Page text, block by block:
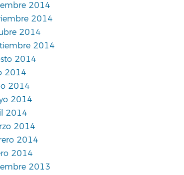
2014
2014
2014
2014
2014
2014
2014
2014
2014
2014
2014
2014
2013